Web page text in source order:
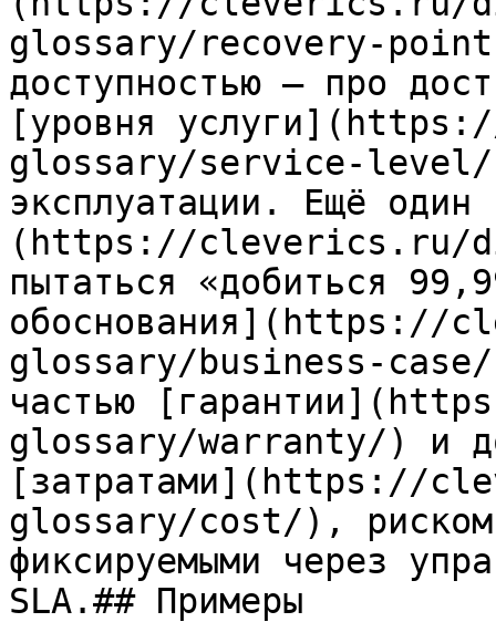
glossary/recovery-
доступностью — про
[уровня
glossary/service-level/)
эксплуатации. Ещё
(https://cleverics.ru/
пытаться «добиться
glossary/business-case/
частью
glossary/warranty/) и
[затратами](https://
glossary/cost/), риском
фиксируемыми через
SLA.## Примеры